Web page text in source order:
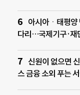
아시아ㆍ태평양
다리…국제기구·재
신원이 없으면
스 금융 소외 푸는